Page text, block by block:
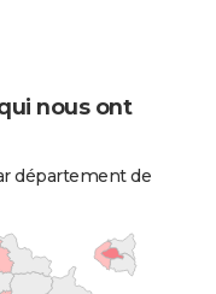
nous ont
département de